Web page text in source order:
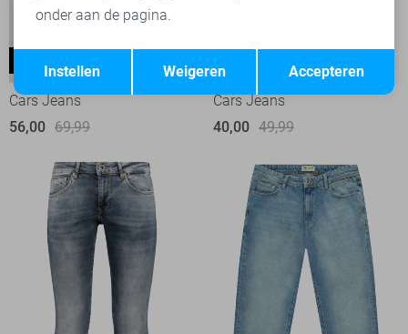
Cars Jeans
56,00 69,99
Cars Jeans
40,00 49,99
Terug Opslaan
onder aan de pagina.
Accepteren
Weigeren
Instellen